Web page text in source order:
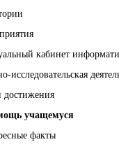
кабинет
исследовательская
учащемуся
факты